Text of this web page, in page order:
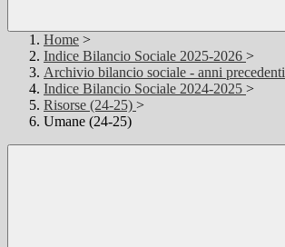
Home >
Indice Bilancio Sociale 2025-2026 >
Archivio bilancio sociale - anni precedenti
Indice Bilancio Sociale 2024-2025 >
Risorse (24-25) >
Umane (24-25)